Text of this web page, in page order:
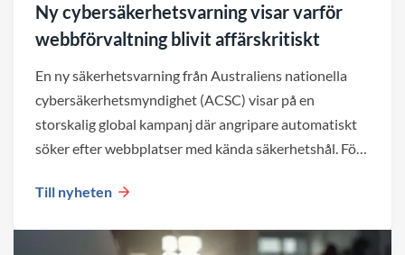
Ny cybersäkerhetsvarning visar varför
webbförvaltning blivit affärskritiskt
En ny säkerhetsvarning från Australiens nationella
cybersäkerhetsmyndighet (ACSC) visar på en
storskalig global kampanj där angripare automatiskt
söker efter webbplatser med kända säkerhetshål. För
av plattform och den löpande förvaltningen påverkar
Till nyheten